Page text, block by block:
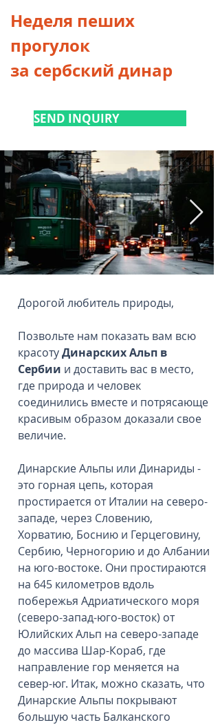
Неделя пеших
прогулок
за сербский динар
SEND INQUIRY
Дорогой любитель природы,
Позвольте нам показать вам всю
красотуДинарских Альп в
Сербии и доставить вас в место,
где природа и человек
соединились вместе и потрясающе
красивым образом доказали свое
величие.
Динарские Альпы или Динариды -
это горная цепь, которая
простирается от Италии на северо-
западе, через Словению,
Хорватию, Боснию и Герцеговину,
Сербию, Черногорию и до Албании
на юго-востоке. Они простираются
на 645 километров вдоль
побережья Адриатического моря
(северо-запад-юго-восток) от
Юлийских Альп на северо-западе
до массива Шар-Кораб, где
направление гор меняется на
север-юг. Итак, можно сказать, что
Динарские Альпы покрывают
большую часть Балканского